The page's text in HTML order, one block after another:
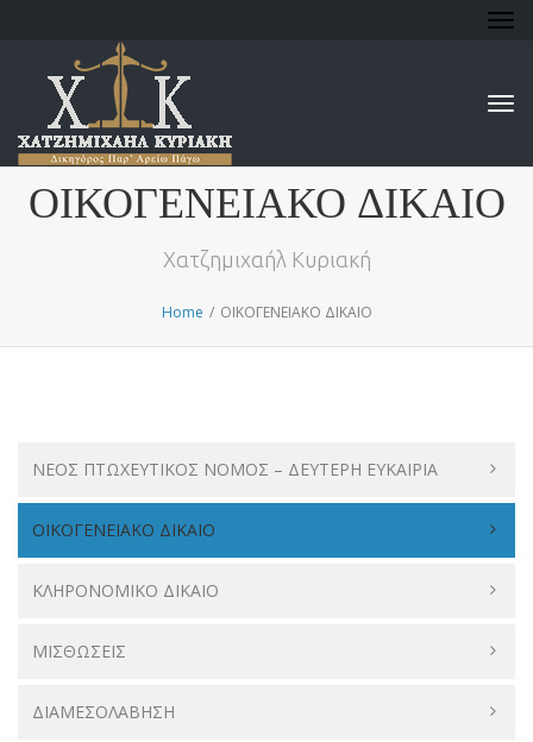
ΟΙΚΟΓΕΝΕΙΑΚΟ ΔΙΚΑΙΟ
Χατζημιχαήλ Κυριακή
Home / ΟΙΚΟΓΕΝΕΙΑΚΟ ΔΙΚΑΙΟ
ΝΕΟΣ ΠΤΩΧΕΥΤΙΚΟΣ ΝΟΜΟΣ – ΔΕΥΤΕΡΗ ΕΥΚΑΙΡΙΑ
ΟΙΚΟΓΕΝΕΙΑΚΟ ΔΙΚΑΙΟ
ΚΛΗΡΟΝΟΜΙΚΟ ΔΙΚΑΙΟ
ΜΙΣΘΩΣΕΙΣ
ΔΙΑΜΕΣΟΛΑΒΗΣΗ